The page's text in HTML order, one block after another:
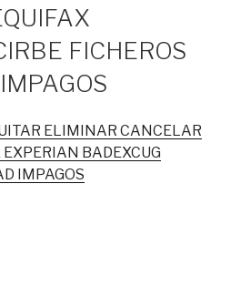
FICHEROS
ELIMINAR CANCELAR
BADEXCUG
IMPAGOS